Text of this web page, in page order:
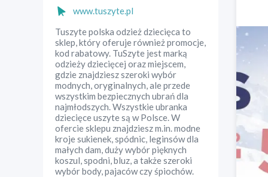
www.tuszyte.pl
Tuszyte polska odzież dziecięca to
sklep, który oferuje również promocje,
kod rabatowy. TuSzyte jest marką
odzieży dziecięcej oraz miejscem,
gdzie znajdziesz szeroki wybór
modnych, oryginalnych, ale przede
wszystkim bezpiecznych ubrań dla
najmłodszych. Wszystkie ubranka
dziecięce uszyte są w Polsce. W
ofercie sklepu znajdziesz m.in. modne
kroje sukienek, spódnic, leginsów dla
małych dam, duży wybór pięknych
koszul, spodni, bluz, a także szeroki
wybór body, pajaców czy śpiochów.